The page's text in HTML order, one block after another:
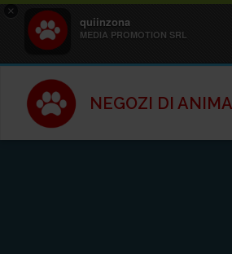
×
quiinzona
MEDIA PROMOTION SRL
NEGOZI DI